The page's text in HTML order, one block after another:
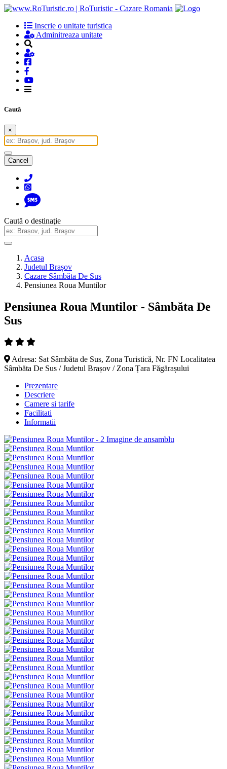
Inscrie o unitate turistica
Adminitreaza unitate
Caută
×
Cancel
Caută o destinaţie
Acasa
Judetul Brașov
Cazare Sâmbăta De Sus
Pensiunea Roua Muntilor
Pensiunea Roua Muntilor - Sâmbăta De
Sus
Adresa: Sat Sâmbăta de Sus, Zona Turistică, Nr. FN Localitatea
Sâmbăta De Sus / Judetul Brașov / Zona Țara Făgărașului
Prezentare
Descriere
Camere si tarife
Facilitati
Informatii